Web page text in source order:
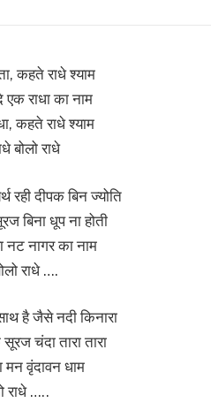
कहते राधे श्याम
राधा का नाम
कहते राधे श्याम
बोलो राधे
रही दीपक बिन ज्योति
बिना धूप ना होती
नट नागर का नाम
राधे ….
है जैसे नदी किनारा
चंदा तारा तारा
मन वृंदावन धाम
राधे …..